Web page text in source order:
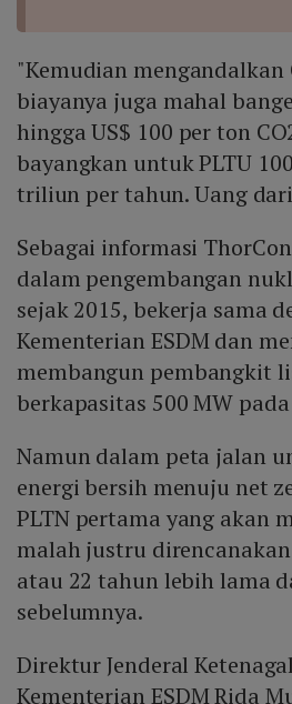
"Kemudian mengandalkan
biayanya juga mahal
hingga US$ 100 per ton
bayangkan untuk PLTU
triliun per tahun. Uang
Sebagai informasi
dalam pengembangan
sejak 2015, bekerja sama
Kementerian ESDM dan
membangun pembangkit
berkapasitas 500 MW pada
Namun dalam peta jalan
energi bersih menuju net
PLTN pertama yang akan
malah justru
atau 22 tahun lebih lama
sebelumnya.
Direktur Jenderal
Kementerian ESDM Rida